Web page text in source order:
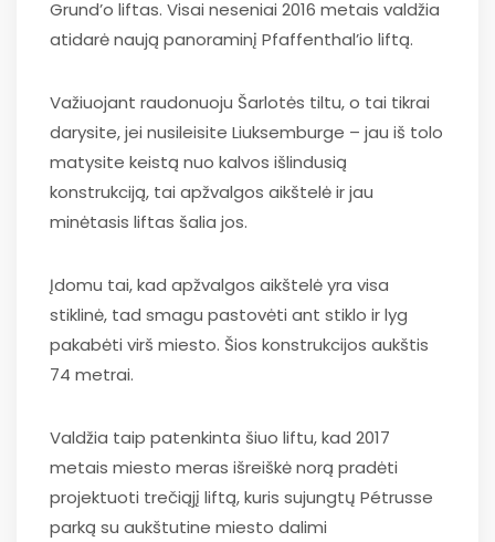
Grund’o liftas. Visai neseniai 2016 metais valdžia
atidarė naują panoraminį Pfaffenthal’io liftą.
Važiuojant raudonuoju Šarlotės tiltu, o tai tikrai
darysite, jei nusileisite Liuksemburge – jau iš tolo
matysite keistą nuo kalvos išlindusią
konstrukciją, tai apžvalgos aikštelė ir jau
minėtasis liftas šalia jos.
Įdomu tai, kad apžvalgos aikštelė yra visa
stiklinė, tad smagu pastovėti ant stiklo ir lyg
pakabėti virš miesto. Šios konstrukcijos aukštis
74 metrai.
Valdžia taip patenkinta šiuo liftu, kad 2017
metais miesto meras išreiškė norą pradėti
projektuoti trečiąjį liftą, kuris sujungtų Pétrusse
parką su aukštutine miesto dalimi